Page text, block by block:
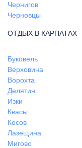
Чернигов
Черновцы
ОТДЫХ В КАРПАТАХ
Буковель
Верховина
Ворохта
Делятин
Изки
Квасы
Косов
Лазещина
Мигово